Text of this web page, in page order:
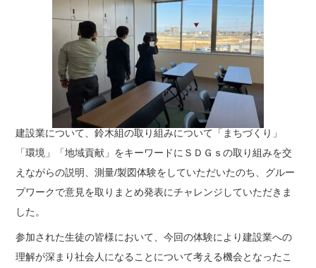
建設業について、鈴木組の取り組みについて「まちづくり」
「環境」「地域貢献」をキーワードにＳＤＧｓの取り組みを交
えながらの説明、測量/製図体験をしていただいたのち、グルー
プワークで意見を取りまとめ発表にチャレンジしていただきま
した。
参加された生徒の皆様において、今回の体験により建設業への
理解が深まり社会人になることについて考える機会となったこ